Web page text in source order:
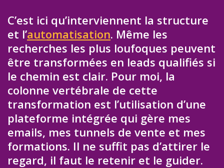
C’est ici qu’interviennent la structure
et l’automatisation. Même les
recherches les plus loufoques peuvent
être transformées en leads qualifiés si
le chemin est clair. Pour moi, la
colonne vertébrale de cette
transformation est l’utilisation d’une
plateforme intégrée qui gère mes
emails, mes tunnels de vente et mes
formations. Il ne suffit pas d’attirer le
regard, il faut le retenir et le guider.